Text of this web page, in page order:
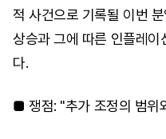
적 사건으로 기록될 이번
상승과 그에 따른 인플레이
다.
■ 쟁점: "추가 조정의 범위